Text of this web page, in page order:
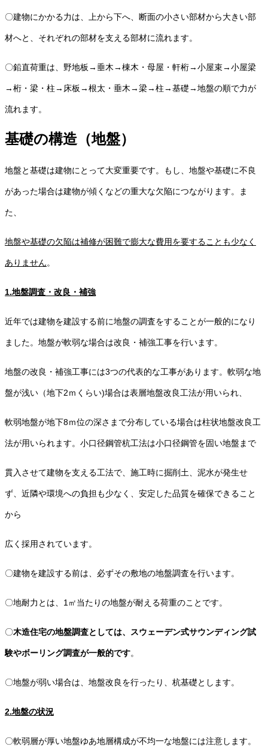
〇建物にかかる力は、上から下へ、断面の小さい部材から大きい部
材へと、それぞれの部材を支える部材に流れます。
〇鉛直荷重は、野地板→垂木→棟木・母屋・軒桁→小屋束→小屋梁
→桁・梁・柱→床板→根太・垂木→梁→柱→基礎→地盤の順で力が
流れます。
基礎の構造（地盤）
地盤と基礎は建物にとって大変重要です。もし、地盤や基礎に不良
があった場合は建物が傾くなどの重大な欠陥につながります。ま
た、
地盤や基礎の欠陥は補修が困難で膨大な費用を要することも少なく
ありません。
1.地盤調査・改良・補強
近年では建物を建設する前に地盤の調査をすることが一般的になり
ました。地盤が軟弱な場合は改良・補強工事を行います。
地盤の改良・補強工事には3つの代表的な工事があります。軟弱な地
盤が浅い（地下2ｍくらい)場合は表層地盤改良工法が用いられ、
軟弱地盤が地下8ｍ位の深さまで分布している場合は柱状地盤改良工
法が用いられます。小口径鋼管杭工法は小口径鋼管を固い地盤まで
貫入させて建物を支える工法で、施工時に掘削土、泥水が発生せ
ず、近隣や環境への負担も少なく、安定した品質を確保できること
から
広く採用されています。
〇建物を建設する前は、必ずその敷地の地盤調査を行います。
〇地耐力とは、1㎡当たりの地盤が耐える荷重のことです。
〇木造住宅の地盤調査としては、スウェーデン式サウンディング試
験やボーリング調査が一般的です。
〇地盤が弱い場合は、地盤改良を行ったり、杭基礎とします。
2.地盤の状況
〇軟弱層が厚い地盤ゆあ地層構成が不均一な地盤には注意します。